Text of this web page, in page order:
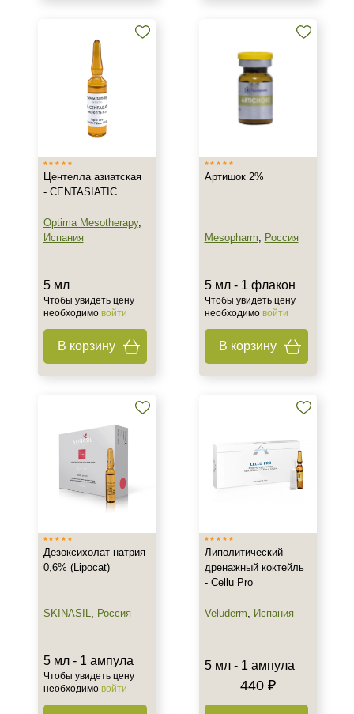
Центелла азиатская
- CENTASIATIC
Optima Mesotherapy,
Испания
5 мл
Чтобы увидеть цену
необходимо войти
В корзину
Артишок 2%
Mesopharm, Россия
5 мл - 1 флакон
Чтобы увидеть цену
необходимо войти
В корзину
Дезоксихолат натрия
0,6% (Lipocat)
SKINASIL, Россия
5 мл - 1 ампула
Чтобы увидеть цену
необходимо войти
Липолитический
дренажный коктейль
- Cellu Pro
Veluderm, Испания
5 мл - 1 ампула
440 ₽